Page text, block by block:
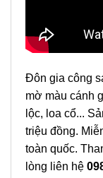
Đôn gia công
mờ màu cánh
lộc, loa cổ...
triệu đồng.
toàn quốc.
lòng liên hệ